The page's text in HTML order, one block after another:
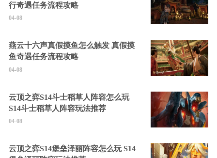
行奇遇任务流程攻略
04-08
燕云十六声真假摸鱼怎么触发 真假摸
鱼奇遇任务流程攻略
04-08
云顶之弈S14斗士稻草人阵容怎么玩
S14斗士稻草人阵容玩法推荐
04-08
云顶之弈S14堡垒泽丽阵容怎么玩 S14